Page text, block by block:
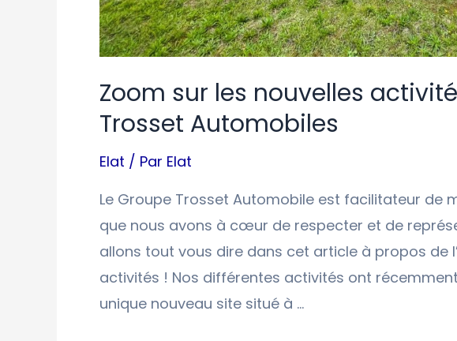
Zoom sur les nouvelles
Trosset Automobiles
Elat / Par Elat
Le Groupe Trosset Automobile est facilitateur de
que nous avons à cœur de respecter et de
allons tout vous dire dans cet article à propos de
activités ! Nos différentes activités ont
unique nouveau site situé à …